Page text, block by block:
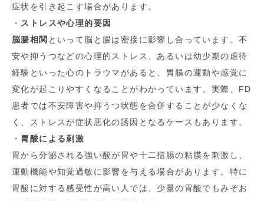
症状を引き起こす場合があります。
・ ストレスや心理的要因
脳腸相関 といって脳と腸は密接に影響し合っています。不
安や抑うつなどの心理的ストレス、あるいは幼少期の虐待
経験といった心のトラウマがあると、胃腸の運動や感覚に
変化が起こりやすくなることがわかっています。実際、FD
患者では不安障害や抑うつ状態を合併することが少なくな
く、ストレスが症状悪化の誘因となるケースもあります。
・ 胃酸による刺激
胃から分泌される強い酸が胃や十二指腸の粘膜を刺激し、
運動機能や知覚過敏に影響を与える場合があります。特に
胃酸に対する感受性が高い人では、少量の胃酸でもみぞお